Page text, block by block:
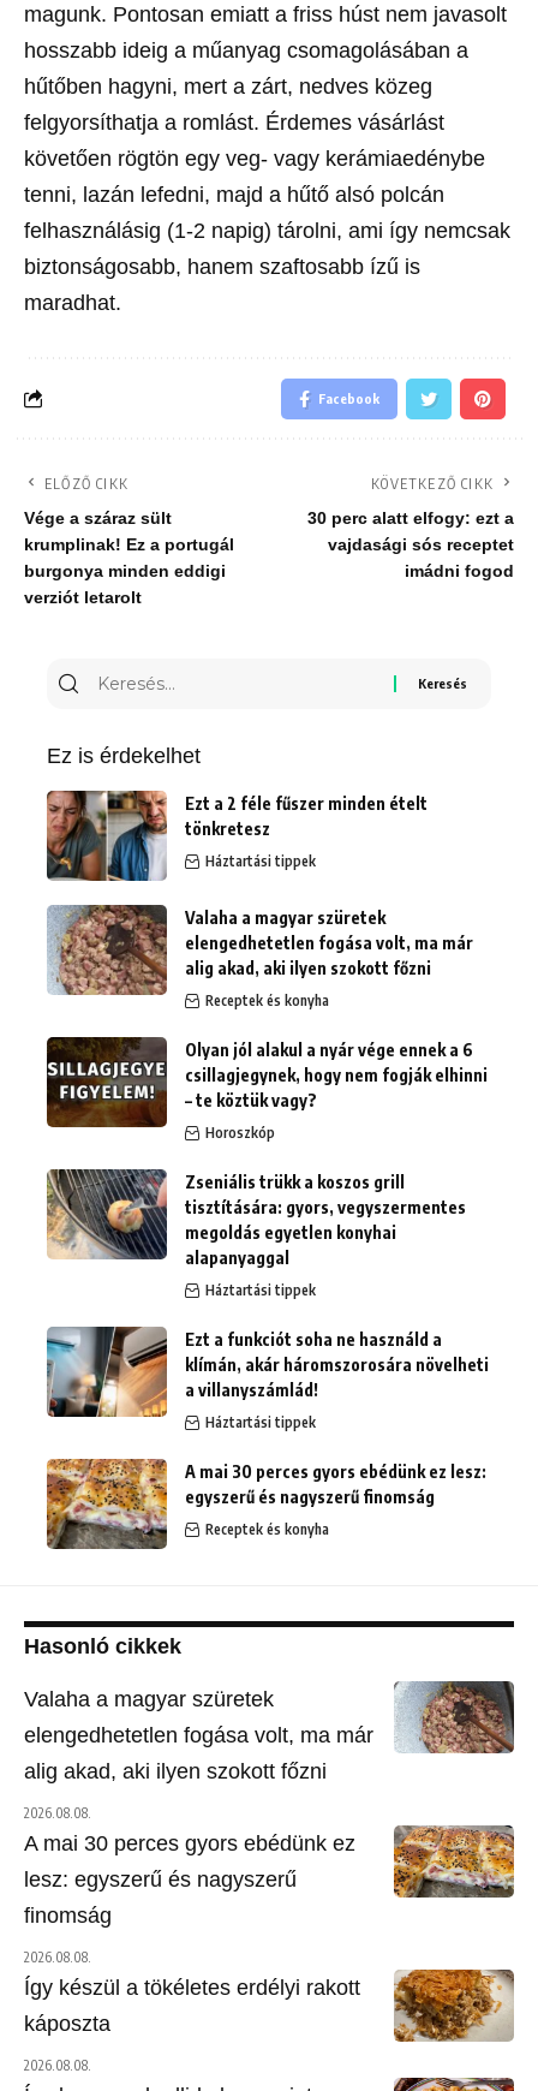
magunk. Pontosan emiatt a friss húst nem javasolt
hosszabb ideig a műanyag csomagolásában a
hűtőben hagyni, mert a zárt, nedves közeg
felgyorsíthatja a romlást. Érdemes vásárlást
követően rögtön egy veg- vagy kerámiaedénybe
tenni, lazán lefedni, majd a hűtő alsó polcán
felhasználásig (1-2 napig) tárolni, ami így nemcsak
biztonságosabb, hanem szaftosabb ízű is
maradhat.
Facebook
ELŐZŐ CIKK
Vége a száraz sült
krumplinak! Ez a portugál
burgonya minden eddigi
verziót letarolt
KÖVETKEZŐ CIKK
30 perc alatt elfogy: ezt a
vajdasági sós receptet
imádni fogod
Keresés
Ez is érdekelhet
Ezt a 2 féle fűszer minden ételt
tönkretesz
Háztartási tippek
Valaha a magyar szüretek
elengedhetetlen fogása volt, ma már
alig akad, aki ilyen szokott főzni
Receptek és konyha
Olyan jól alakul a nyár vége ennek a 6
csillagjegynek, hogy nem fogják elhinni
– te köztük vagy?
Horoszkóp
Zseniális trükk a koszos grill
tisztítására: gyors, vegyszermentes
megoldás egyetlen konyhai
alapanyaggal
Háztartási tippek
Ezt a funkciót soha ne használd a
klímán, akár háromszorosára növelheti
a villanyszámlád!
Háztartási tippek
A mai 30 perces gyors ebédünk ez lesz:
egyszerű és nagyszerű finomság
Receptek és konyha
Hasonló cikkek
Valaha a magyar szüretek
elengedhetetlen fogása volt, ma már
alig akad, aki ilyen szokott főzni
2026.08.08.
A mai 30 perces gyors ebédünk ez
lesz: egyszerű és nagyszerű
finomság
2026.08.08.
Így készül a tökéletes erdélyi rakott
káposzta
2026.08.08.